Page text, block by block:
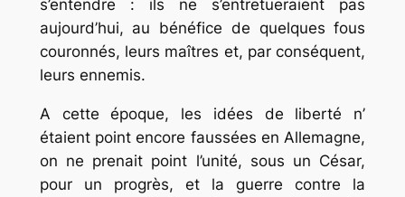
s’entendre : ils ne s’entretueraient pas
aujourd’hui, au bénéfice de quelques fous
couronnés, leurs maîtres et, par conséquent,
leurs ennemis.
A cette époque, les idées de liberté n’
étaient point encore faussées en Allemagne,
on ne prenait point l’unité, sous un César,
pour un progrès, et la guerre contre la